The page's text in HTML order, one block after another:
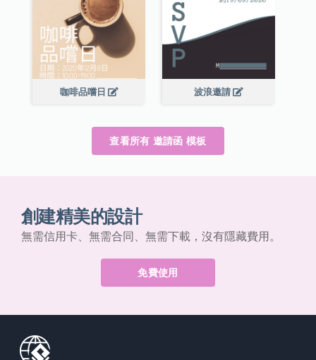
咖啡品嚐日 波浪邀請
查看所有 邀請函 模板
創建精美的設計
無需信用卡、無需合同、無需下載，沒有隱藏費用。
免費使用